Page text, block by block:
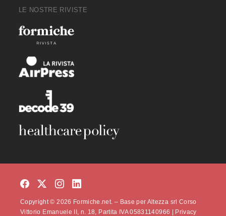
LE NOSTRE RIVISTE
Copyright © 2026 Formiche.net. – Base per Altezza srl Corso
Vittorio Emanuele II, n. 18, Partita IVA 05831140966 | Privacy